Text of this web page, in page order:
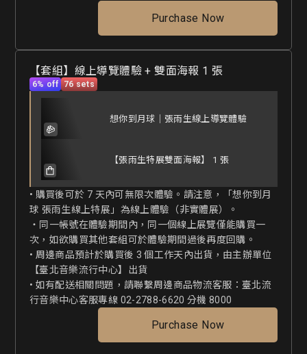
Purchase Now
【套組】線上導覽體驗 + 雙面海報 1 張
6% off 76 sets
想你到月球｜張雨生線上導覽體驗
【張雨生特展雙面海報】 1 張
• 購買後可於 7 天內可無限次體驗。請注意，「想你到月
球 張雨生線上特展」為線上體驗（非實體展）。
・同一帳號在體驗期間內，同一個線上展覽僅能購買一
次，如欲購買其他套組可於體驗期間過後再度回購。
• 周邊商品預計於購買後 3 個工作天內出貨，由主辦單位
【臺北音樂流行中心】出貨
• 如有配送相關問題，請聯繫周邊商品物流客服：臺北流
行音樂中心客服專線 02-2788-6620 分機 8000
Purchase Now